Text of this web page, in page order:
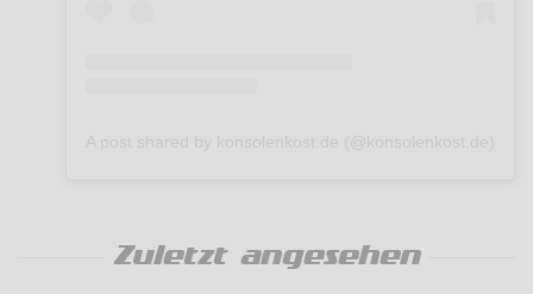
Zuletzt angesehen